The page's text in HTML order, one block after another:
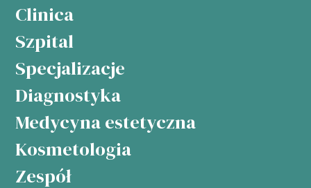
Clinica
Szpital
Specjalizacje
Diagnostyka
Medycyna estetyczna
Kosmetologia
Zespół